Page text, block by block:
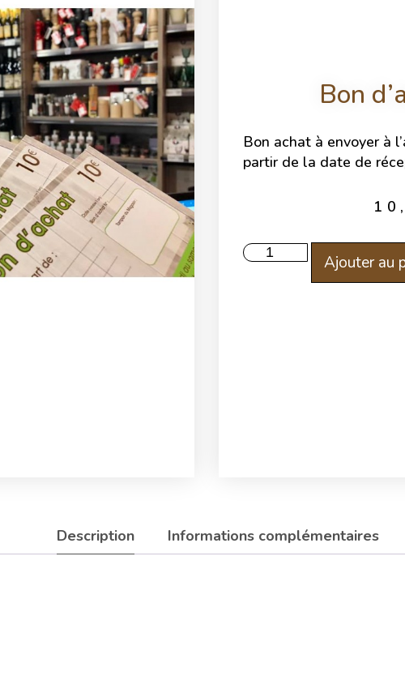
Bon
Bon achat à envoyer à
partir de la date de
Ajouter au
Description Informations complémentaires